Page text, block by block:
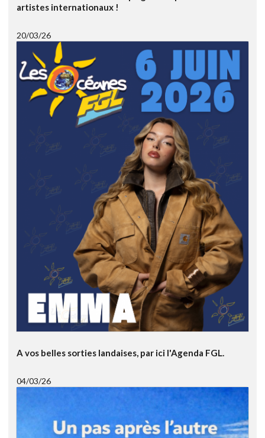
artistes internationaux !
20/03/26
A vos belles sorties landaises, par ici l'Agenda FGL.
04/03/26